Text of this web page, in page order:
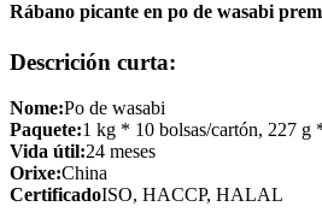
Rábano picante en po de wasabi
Descrición curta:
Nome:Po de wasabi
Paquete:1 kg * 10 bolsas/cartón, 227 g
Vida útil:24 meses
Orixe:China
CertificadoISO, HACCP, HALAL